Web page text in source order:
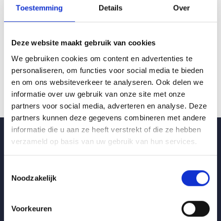
Toestemming Details Over
Deze website maakt gebruik van cookies
We gebruiken cookies om content en advertenties te
personaliseren, om functies voor social media te bieden
en om ons websiteverkeer te analyseren. Ook delen we
informatie over uw gebruik van onze site met onze
partners voor social media, adverteren en analyse. Deze
partners kunnen deze gegevens combineren met andere
informatie die u aan ze heeft verstrekt of die ze hebben
verzameld op basis van uw gebruik van hun services.
Noodzakelijk
Voorkeuren
Heeft u vragen over de toepassing of montage van
met ons op voor deskundig advies.
Vrijblijvende offerte
Wenst u meer informatie?